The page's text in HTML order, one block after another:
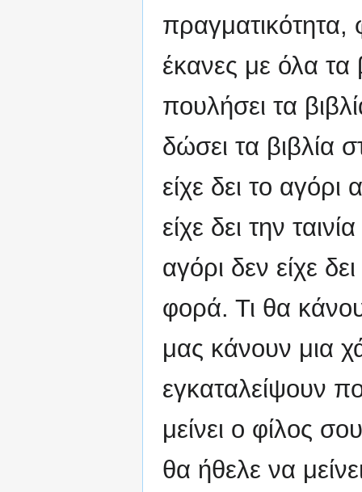
πραγματικότητα,
έκανες με όλα τα
πουλήσει τα
δώσει τα βιβλία
είχε δει το αγόρι
είχε δει την
αγόρι δεν είχε
φορά. Τι θα
μας κάνουν μια
εγκαταλείψουν
μείνει ο φίλος
θα ήθελε να